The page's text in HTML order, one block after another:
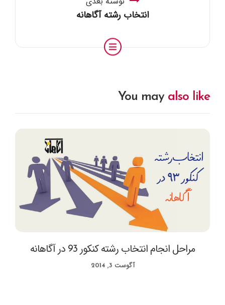
انتخاب رشته آگاهانه
You may also like
مراحل انجام انتخاب رشته کنکور 93 در آگاهانه
آگوست 3, 2014